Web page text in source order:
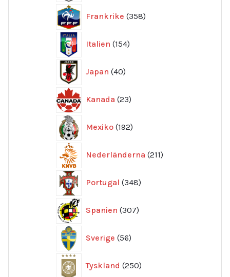
Frankrike 358
produkter
Italien 154
produkter
Japan 40
produkter
Kanada 23
produkter
Mexiko 192
produkter
Nederländerna 211
produkter
Portugal 348
produkter
Spanien 307
produkter
Sverige 56
produkter
Tyskland 250
produkter